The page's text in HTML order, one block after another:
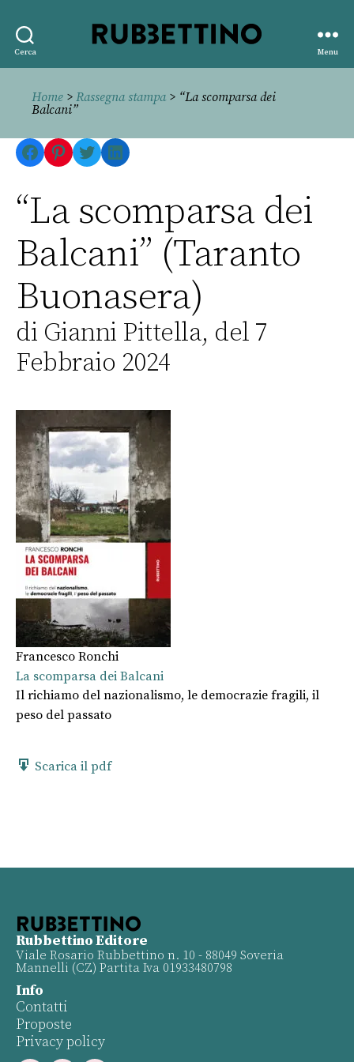
Cerca
editore
Menu
Home > Rassegna stampa> “La scomparsa dei
Balcani”
Facebook
Pinterest
TwitterLinkedIn
“La scomparsa dei
Balcani” (Taranto
Buonasera)
di Gianni Pittella, del 7
Febbraio 2024
Francesco Ronchi
La scomparsa dei Balcani
Il richiamo del nazionalismo, le democrazie fragili, il
peso del passato
Scarica il pdf
Rubbettino Editore
Viale Rosario Rubbettino n. 10 - 88049 Soveria
Mannelli (CZ) Partita Iva 01933480798
Info
Contatti
Proposte
Privacy policy